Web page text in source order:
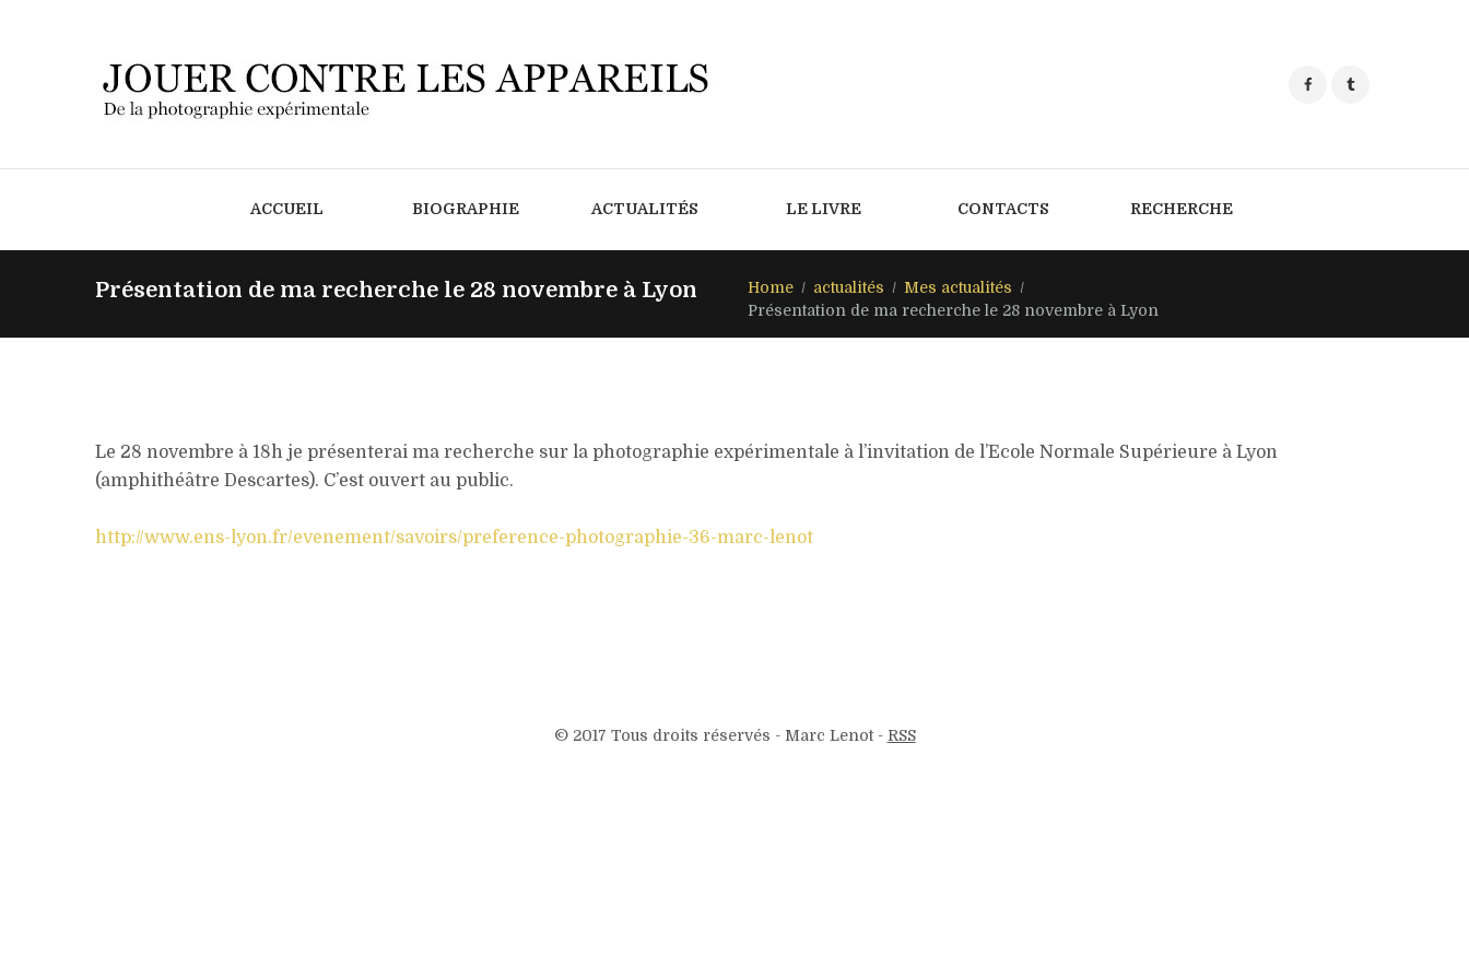
ACCUEIL BIOGRAPHIE ACTUALITÉS LE LIVRE CONTACTS RECHERCHE
Présentation de ma recherche le 28 novembre à Lyon Home actualités
Mes actualités
Présentation de ma recherche le 28 novembre à Lyon
Le 28 novembre à 18h je présenterai ma recherche sur la photographie expérimentale à l’invitation de l’Ecole Normale Supérieure à Lyon
(amphithéâtre Descartes). C’est ouvert au public.
http://www.ens-lyon.fr/evenement/savoirs/preference-photographie-36-marc-lenot
© 2017 Tous droits réservés - Marc Lenot - RSS